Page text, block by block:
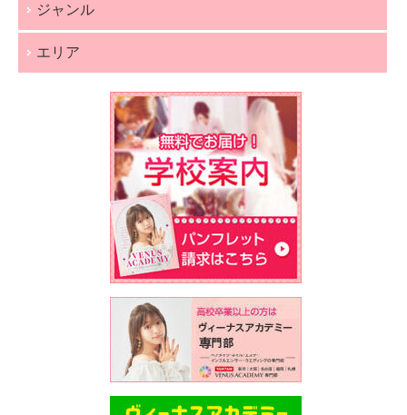
ジャンル
エリア